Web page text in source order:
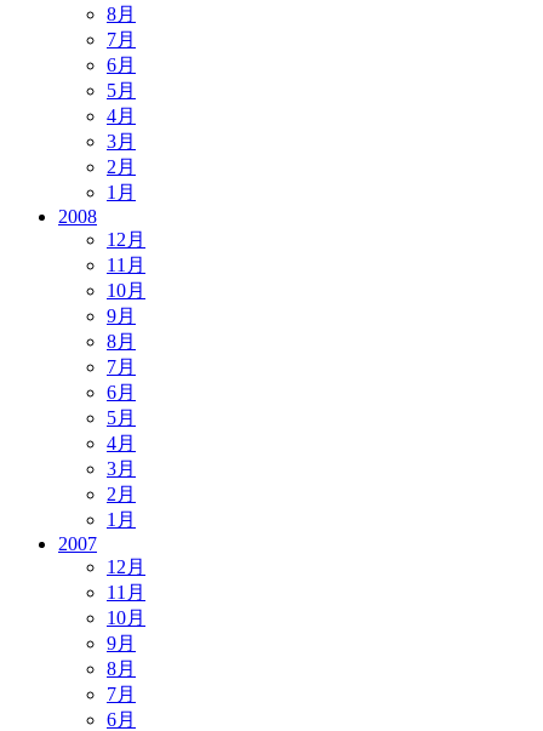
8月
7月
6月
5月
4月
3月
2月
1月
2008
12月
11月
10月
9月
8月
7月
6月
5月
4月
3月
2月
1月
2007
12月
11月
10月
9月
8月
7月
6月